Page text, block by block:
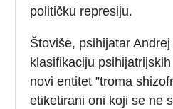
političku represiju.
Štoviše, psihijatar
klasifikaciju
novi entitet ”troma
etiketirani oni koji se ne